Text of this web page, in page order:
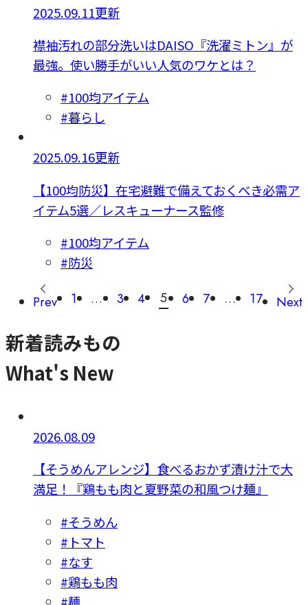
2025.09.11更新
襟袖汚れの部分洗いはDAISO『洗濯ミトン』が
最強。使い勝手がいい人気のワケとは？
#100均アイテム
#暮らし
2025.09.16更新
【100均防災】在宅避難で備えておくべき必需ア
イテム5選／レスキューナース監修
#100均アイテム
#防災
Prev 1 … 3 4 5 6 7 … 17 Next
新着読みもの
What's New
2026.08.09
【そうめんアレンジ】食べるおかず漬け汁で大
満足！『鶏もも肉と夏野菜の和風つけ麺』
#そうめん
#トマト
#なす
#鶏もも肉
#麺